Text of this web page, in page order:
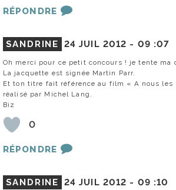
RÉPONDRE
SANDRINE 24 JUIL 2012 - 09 :07
Oh merci pour ce petit concours ! je tente ma
La jacquette est signée Martin Parr.
Et ton titre fait référence au film « A nous les
réalisé par Michel Lang.
Biz
0
RÉPONDRE
SANDRINE 24 JUIL 2012 - 09 :10